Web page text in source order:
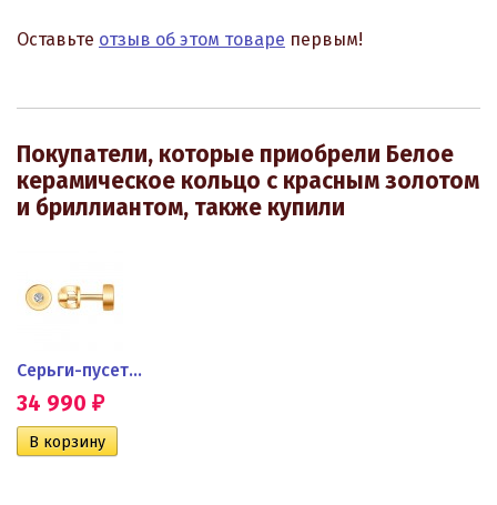
Оставьте отзыв об этом товаре первым!
Покупатели, которые приобрели Белое
керамическое кольцо с красным золотом
и бриллиантом, также купили
Серьги-пусеты из красного...
34 990 ₽